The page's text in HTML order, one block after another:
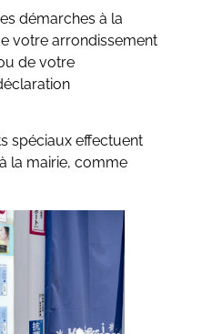
démarches à la
votre arrondissement
de votre
spéciaux effectuent
la mairie, comme